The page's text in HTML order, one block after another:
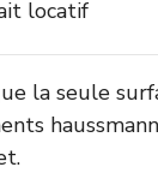
locatif
la seule